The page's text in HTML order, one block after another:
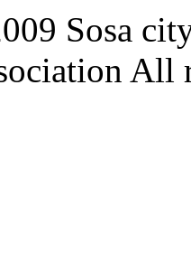
Sosa
All